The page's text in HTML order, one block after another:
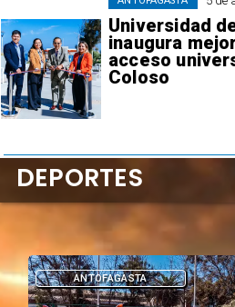
Universidad
inaugura
acceso
Coloso
DEPORTES
DEPORTES